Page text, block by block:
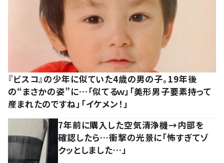
『ビスコ』の少年に似ていた4歳の男の子。19年後
の“まさかの姿”に…「似てるｗ」「美形男子要素持って
産まれたのですね」「イケメン！」
7年前に購入した空気清浄機→内部を
確認したら…衝撃の光景に「怖すぎてゾ
クッとしました…」